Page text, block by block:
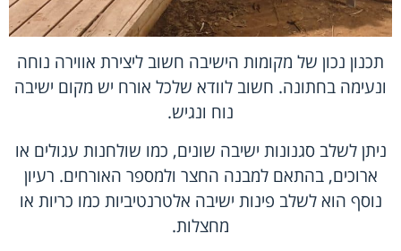
תכנון נכון של מקומות הישיבה חשוב ליצירת אווירה נוחה
ונעימה בחתונה. חשוב לוודא שלכל אורח יש מקום ישיבה
נוח ונגיש.
ניתן לשלב סגנונות ישיבה שונים, כמו שולחנות עגולים או
ארוכים, בהתאם למבנה החצר ולמספר האורחים. רעיון
נוסף הוא לשלב פינות ישיבה אלטרנטיביות כמו כריות או
מחצלות.